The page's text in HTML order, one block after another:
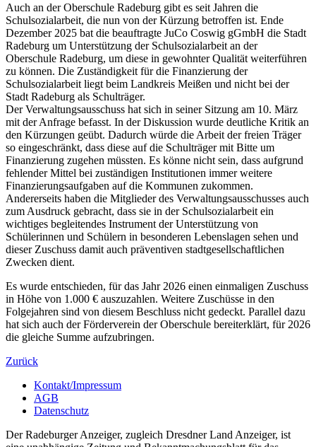
Auch an der Oberschule Radeburg gibt es seit Jahren die
Schulsozialarbeit, die nun von der Kürzung betroffen ist. Ende
Dezember 2025 bat die beauftragte JuCo Coswig gGmbH die Stadt
Radeburg um Unterstützung der Schulsozialarbeit an der
Oberschule Radeburg, um diese in gewohnter Qualität weiterführen
zu können. Die Zuständigkeit für die Finanzierung der
Schulsozialarbeit liegt beim Landkreis Meißen und nicht bei der
Stadt Radeburg als Schulträger.
Der Verwaltungsausschuss hat sich in seiner Sitzung am 10. März
mit der Anfrage befasst. In der Diskussion wurde deutliche Kritik an
den Kürzungen geübt. Dadurch würde die Arbeit der freien Träger
so eingeschränkt, dass diese auf die Schulträger mit Bitte um
Finanzierung zugehen müssten. Es könne nicht sein, dass aufgrund
fehlender Mittel bei zuständigen Institutionen immer weitere
Finanzierungsaufgaben auf die Kommunen zukommen.
Andererseits haben die Mitglieder des Verwaltungsausschusses auch
zum Ausdruck gebracht, dass sie in der Schulsozialarbeit ein
wichtiges begleitendes Instrument der Unterstützung von
Schülerinnen und Schülern in besonderen Lebenslagen sehen und
dieser Zuschuss damit auch präventiven stadtgesellschaftlichen
Zwecken dient.
Es wurde entschieden, für das Jahr 2026 einen einmaligen Zuschuss
in Höhe von 1.000 € auszuzahlen. Weitere Zuschüsse in den
Folgejahren sind von diesem Beschluss nicht gedeckt. Parallel dazu
hat sich auch der Förderverein der Oberschule bereiterklärt, für 2026
die gleiche Summe aufzubringen.
Zurück
Kontakt/Impressum
AGB
Datenschutz
Der Radeburger Anzeiger, zugleich Dresdner Land Anzeiger, ist